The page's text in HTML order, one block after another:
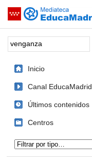
Saltar navegación
Palabra o frase:
Inicio
Canal EducaMadrid
Últimos contenidos
Centros